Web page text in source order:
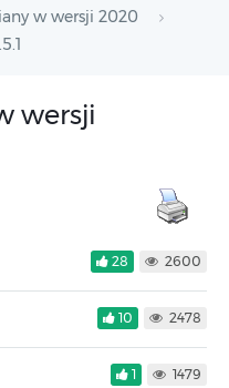
w wersji 2020
wersji
28 2600
10 2478
1 1479